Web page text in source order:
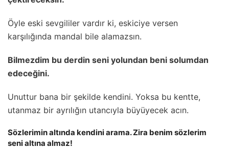
Öyle eski sevgililer vardır ki, eskiciye versen
karşılığında mandal bile alamazsın.
Bilmezdim bu derdin seni yolundan beni solumdan
edeceğini.
Unuttur bana bir şekilde kendini. Yoksa bu kentte,
utanmaz bir ayrılığın utancıyla büyüyecek acın.
Sözlerimin altında kendini arama. Zira benim sözlerim
seni altına almaz!